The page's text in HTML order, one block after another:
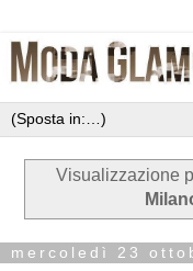
Visualizzazione
mercoledì 23